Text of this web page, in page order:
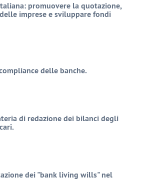
promuovere la quotazione,
imprese e sviluppare fondi
delle banche.
di redazione dei bilanci degli
dei "bank living wills" nel